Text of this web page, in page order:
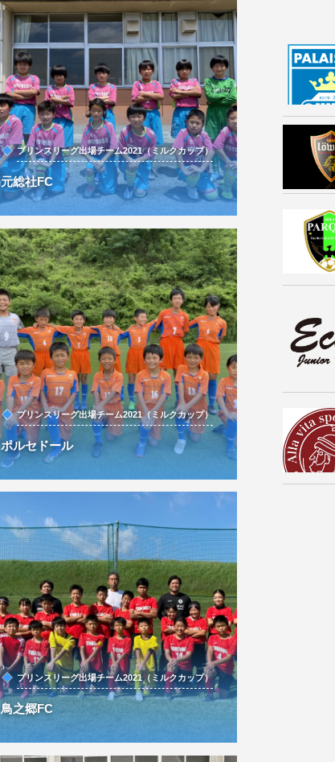
プリンスリーグ出場チーム2021（ミルクカップ）
元総社FC
プリンスリーグ出場チーム2021（ミルクカップ）
ポルセドール
プリンスリーグ出場チーム2021（ミルクカップ）
鳥之郷FC